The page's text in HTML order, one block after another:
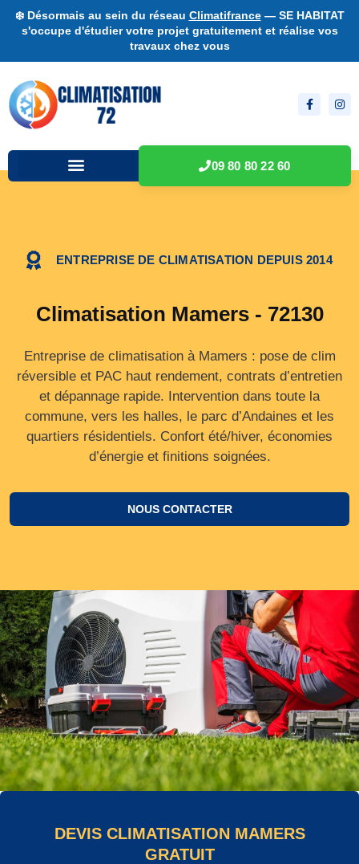
❄️ Désormais au sein du réseau Climatifrance— SE HABITAT
s'occupe d'étudier votre projet gratuitement et réalise vos
travaux chez vous
09 80 80 22 60
ENTREPRISE DE CLIMATISATION DEPUIS 2014
Climatisation Mamers - 72130
Entreprise de climatisation à Mamers : pose de clim
réversible et PAC haut rendement, contrats d’entretien
et dépannage rapide. Intervention dans toute la
commune, vers les halles, le parc d’Andaines et les
quartiers résidentiels. Confort été/hiver, économies
d’énergie et finitions soignées.
NOUS CONTACTER
DEVIS CLIMATISATION MAMERS
GRATUIT